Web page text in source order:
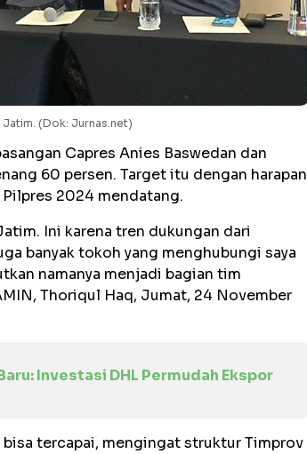
Jatim. (Dok: Jurnas.net)
Capres Anies Baswedan dan
60 persen. Target itu dengan harapan
2024 mendatang.
Ini karena tren dukungan dari
banyak tokoh yang menghubungi saya
namanya menjadi bagian tim
Thoriqul Haq, Jumat, 24 November
Investasi DHL Permudah Ekspor
tercapai, mengingat struktur Timprov